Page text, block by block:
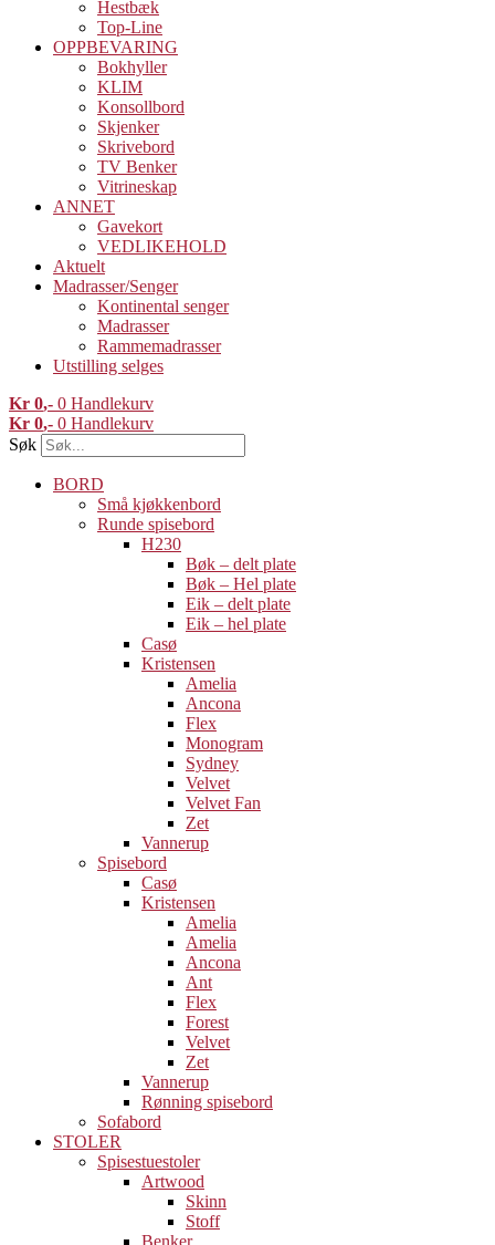
Hestbæk
Top-Line
OPPBEVARING
Bokhyller
KLIM
Konsollbord
Skjenker
Skrivebord
TV Benker
Vitrineskap
ANNET
Gavekort
VEDLIKEHOLD
Aktuelt
Madrasser/Senger
Kontinental senger
Madrasser
Rammemadrasser
Utstilling selges
Kr 0 0 Handlekurv
Kr 0 0 Handlekurv
Søk
BORD
Små kjøkkenbord
Runde spisebord
H230
Bøk – delt plate
Bøk – Hel plate
Eik – delt plate
Eik – hel plate
Casø
Kristensen
Amelia
Ancona
Flex
Monogram
Sydney
Velvet
Velvet Fan
Zet
Vannerup
Spisebord
Casø
Kristensen
Amelia
Amelia
Ancona
Ant
Flex
Forest
Velvet
Zet
Vannerup
Rønning spisebord
Sofabord
STOLER
Spisestuestoler
Artwood
Skinn
Stoff
Benker